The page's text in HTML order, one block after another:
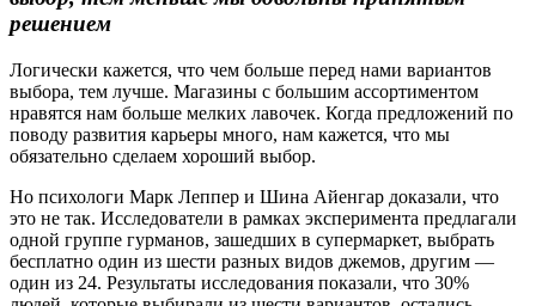
решением
Логически кажется, что чем больше перед нами вариантов
выбора, тем лучше. Магазины с большим ассортиментом
нравятся нам больше мелких лавочек. Когда предложений по
поводу развития карьеры много, нам кажется, что мы
обязательно сделаем хороший выбор.
Но психологи Марк Леппер и Шина Айенгар доказали, что
это не так. Исследователи в рамках эксперимента предлагали
одной группе гурманов, зашедших в супермаркет, выбрать
бесплатно один из шести разных видов джемов, другим —
один из 24. Результаты исследования показали, что 30%